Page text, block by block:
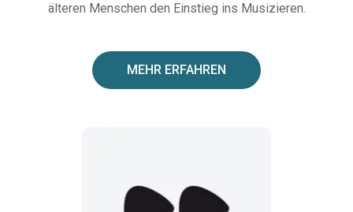
älteren Menschen den Einstieg ins Musizieren.
MEHR ERFAHREN